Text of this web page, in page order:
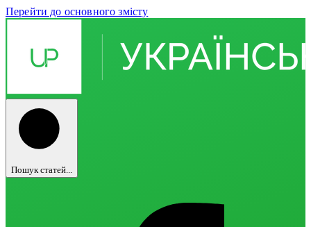
Перейти до основного змісту
Пошук статей...